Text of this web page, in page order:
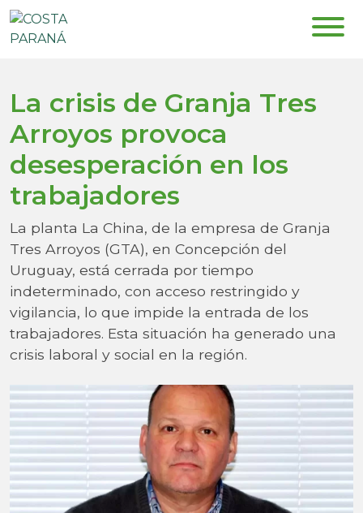
La crisis de Granja Tres
Arroyos provoca
desesperación en los
trabajadores
La planta La China, de la empresa de Granja
Tres Arroyos (GTA), en Concepción del
Uruguay, está cerrada por tiempo
indeterminado, con acceso restringido y
vigilancia, lo que impide la entrada de los
trabajadores. Esta situación ha generado una
crisis laboral y social en la región.